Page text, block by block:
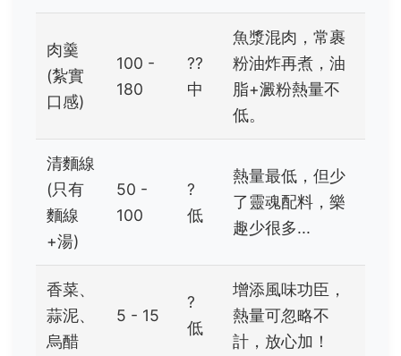
肉羹
(紮實
口感)
100 -
180
??
中
魚漿混肉，常裹
粉油炸再煮，油
脂+澱粉熱量不
低。
清麵線
(只有
麵線
+湯)
50 -
100
?
低
熱量最低，但少
了靈魂配料，樂
趣少很多...
香菜、
蒜泥、
烏醋
5 - 15
?
低
增添風味功臣，
熱量可忽略不
計，放心加！